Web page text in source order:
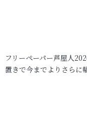
フリーペーパー芦屋人
置きで今までよりさらに